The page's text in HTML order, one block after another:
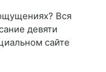
Вся
девяти
сайте